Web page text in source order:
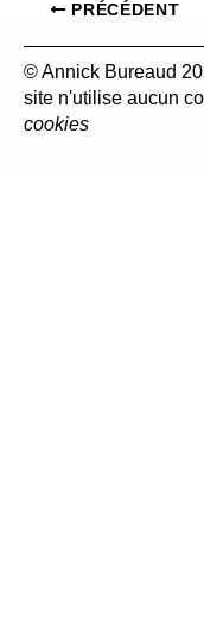
PRÉCÉDENT
© Annick Bureaud
site n'utilise aucun
cookies